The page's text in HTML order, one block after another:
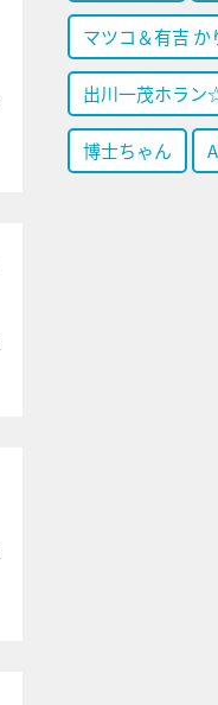
マツコ＆有吉 か
出川一茂ホラ
博士ちゃん